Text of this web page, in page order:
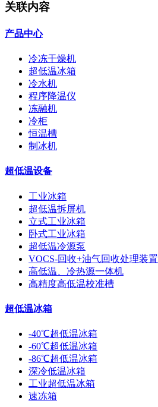
关联内容
产品中心
冷冻干燥机
超低温冰箱
冷水机
程序降温仪
冻融机
冷柜
恒温槽
制冰机
超低温设备
工业冰箱
超低温拆屏机
立式工业冰箱
卧式工业冰箱
超低温冷源泵
VOCS-回收+油气回收处理装置
高低温、冷热源一体机
高精度高低温校准槽
超低温冰箱
-40℃超低温冰箱
-60℃超低温冰箱
-86℃超低温冰箱
深冷低温冰箱
工业超低温冰箱
速冻箱